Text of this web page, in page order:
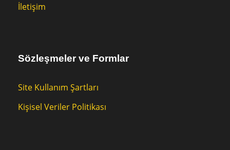
İletişim
Sözleşmeler ve Formlar
Site Kullanım Şartları
Kişisel Veriler Politikası